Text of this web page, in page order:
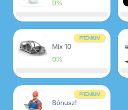
0%
PRÉMIUM
Mix 10
0%
PRÉMIUM
Bónusz!